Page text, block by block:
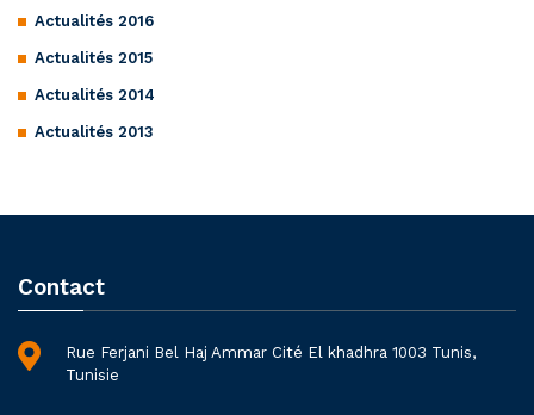
Actualités 2016
Actualités 2015
Actualités 2014
Actualités 2013
Contact
Rue Ferjani Bel Haj Ammar Cité El khadhra 1003 Tunis,
Tunisie